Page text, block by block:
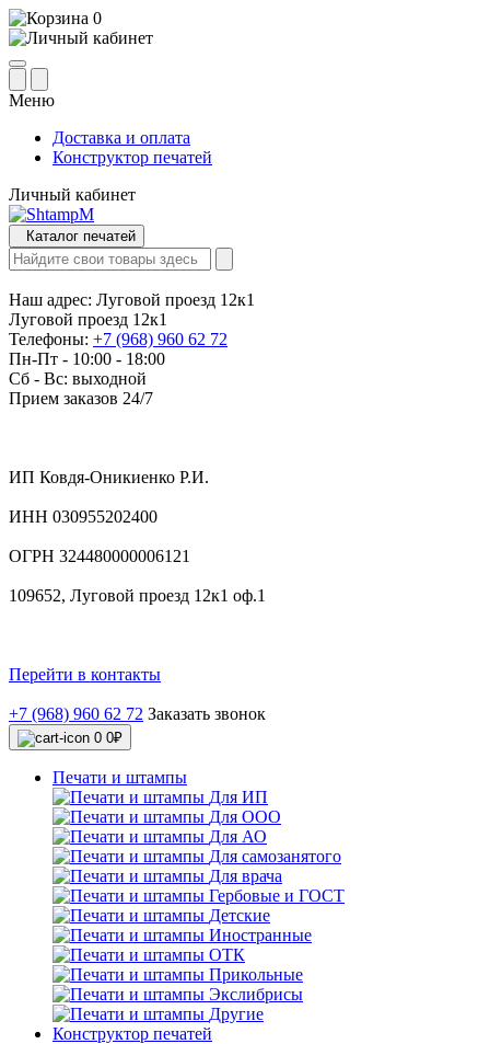
0
Меню
Доставка и оплата
Конструктор печатей
Личный кабинет
Каталог печатей
Наш адрес: Луговой проезд 12к1
Луговой проезд 12к1
Телефоны: +7 (968) 960 62 72
Пн-Пт - 10:00 - 18:00
Сб - Вс: выходной
Прием заказов 24/7
ИП Ковдя-Оникиенко Р.И.
ИНН 030955202400
ОГРН 324480000006121
109652, Луговой проезд 12к1 оф.1
Перейти в контакты
+7 (968) 960 62 72 Заказать звонок
0 0₽
Печати и штампы
Для ИП
Для ООО
Для АО
Для самозанятого
Для врача
Гербовые и ГОСТ
Детские
Иностранные
ОТК
Прикольные
Экслибрисы
Другие
Конструктор печатей